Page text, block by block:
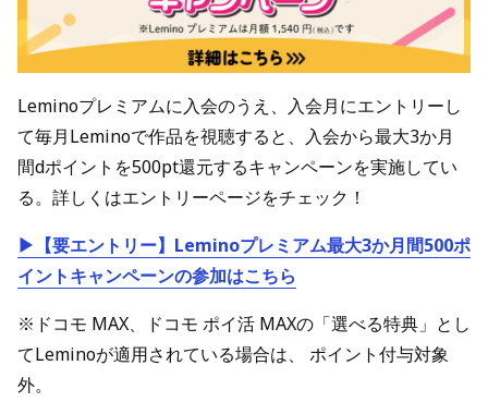
Leminoプレミアムに入会のうえ、入会月にエントリーし
て毎月Leminoで作品を視聴すると、入会から最大3か月
間dポイントを500pt還元するキャンペーンを実施してい
る。詳しくはエントリーページをチェック！
▶【要エントリー】Leminoプレミアム最大3か月間500ポ
イントキャンペーンの参加はこちら
※ドコモ MAX、ドコモ ポイ活 MAXの「選べる特典」とし
てLeminoが適用されている場合は、 ポイント付与対象
外。